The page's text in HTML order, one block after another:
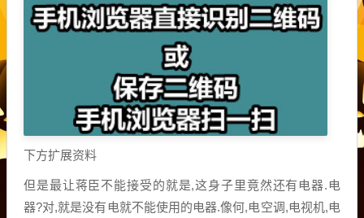
下方扩展资料
但是最让蒋臣不能接受的就是,这身子里竟然还有电器.电
器?对,就是没有电就不能使用的电器.像何,电空调,电视机,电